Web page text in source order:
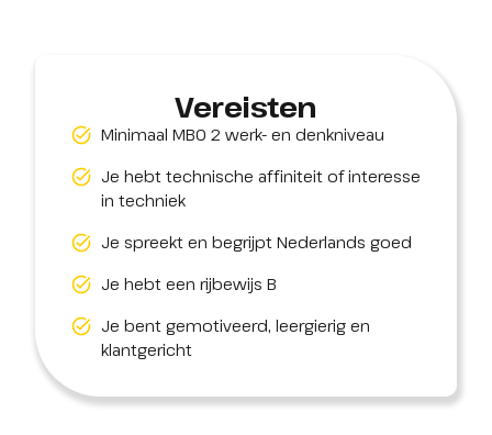
Vereisten
Minimaal MBO 2 werk- en denkniveau
Je hebt technische affiniteit of interesse
in techniek
Je spreekt en begrijpt Nederlands goed
Je hebt een rijbewijs B
Je bent gemotiveerd, leergierig en
klantgericht